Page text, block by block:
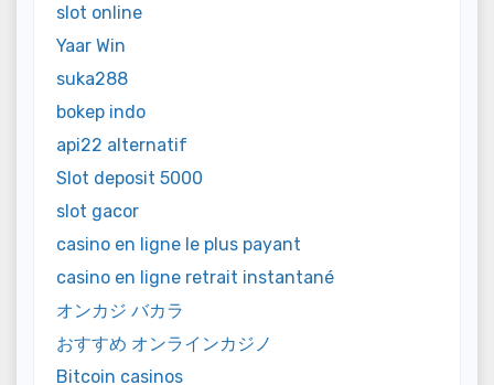
slot online
Yaar Win
suka288
bokep indo
api22 alternatif
Slot deposit 5000
slot gacor
casino en ligne le plus payant
casino en ligne retrait instantané
オンカジ バカラ
おすすめ オンラインカジノ
Bitcoin casinos